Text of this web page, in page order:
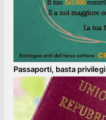
Passaporti, basta privilegi